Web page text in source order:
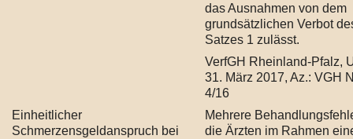
das Ausnahmen von dem
grundsätzlichen Verbot
Satzes 1 zulässt.
VerfGH Rheinland-Pfalz,
31. März 2017, Az.: VGH
4/16
Einheitlicher
Schmerzensgeldanspruch bei
Mehrere
die Ärzten im Rahmen